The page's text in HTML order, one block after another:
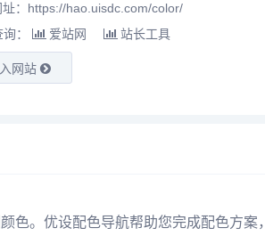
址：https://hao.uisdc.com/color/
：
爱站网 站长工具
网站
色。优设配色导航帮助您完成配色方